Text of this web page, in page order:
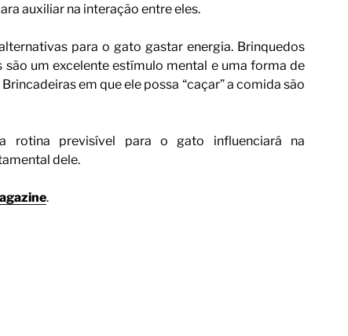
auxiliar na interação entre eles.
para o gato gastar energia. Brinquedos
são um excelente estímulo mental e uma forma de
em que ele possa “caçar” a comida são
rotina previsível para o gato influenciará na
dele.
.